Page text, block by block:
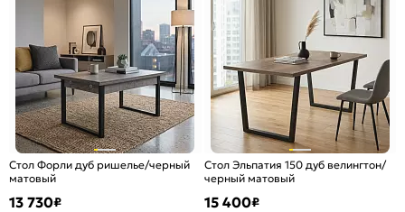
Стол Форли дуб ришелье/черный
матовый
13 730₽
Стол Эльпатия 150 дуб велингтон/
черный матовый
15 400₽